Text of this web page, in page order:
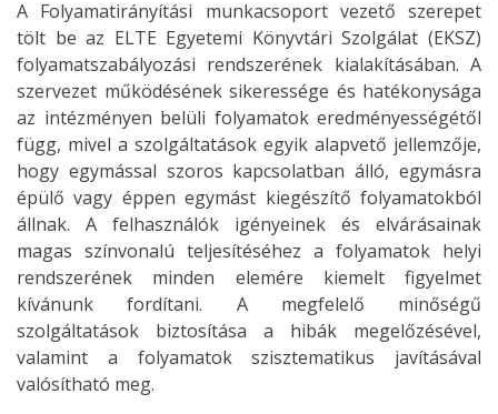
A Folyamatirányítási munkacsoport vezető szerepet
tölt be az ELTE Egyetemi Könyvtári Szolgálat (EKSZ)
folyamatszabályozási rendszerének kialakításában. A
szervezet működésének sikeressége és hatékonysága
az intézményen belüli folyamatok eredményességétől
függ, mivel a szolgáltatások egyik alapvető jellemzője,
hogy egymással szoros kapcsolatban álló, egymásra
épülő vagy éppen egymást kiegészítő folyamatokból
állnak. A felhasználók igényeinek és elvárásainak
magas színvonalú teljesítéséhez a folyamatok helyi
rendszerének minden elemére kiemelt figyelmet
kívánunk fordítani. A megfelelő minőségű
szolgáltatások biztosítása a hibák megelőzésével,
valamint a folyamatok szisztematikus javításával
valósítható meg.